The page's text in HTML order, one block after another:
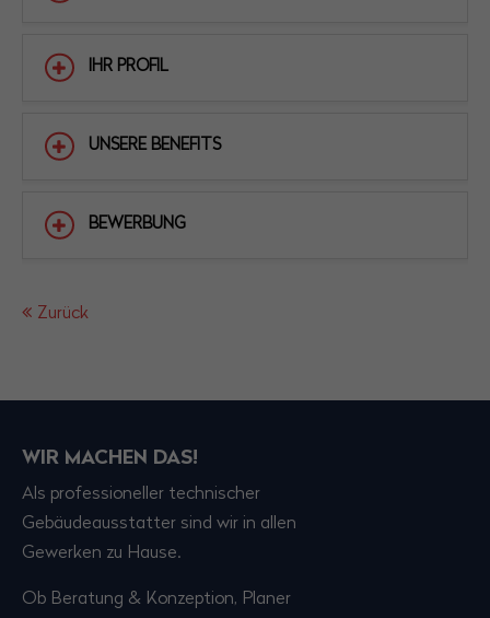
IHR PROFIL
UNSERE BENEFITS
BEWERBUNG
Zurück
WIR MACHEN DAS!
Als professioneller technischer
Gebäudeausstatter sind wir in allen
Gewerken zu Hause.
Ob Beratung & Konzeption, Planer